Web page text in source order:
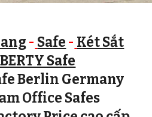
- Safe - Két Sắt
Safe
Berlin Germany
Office Safes